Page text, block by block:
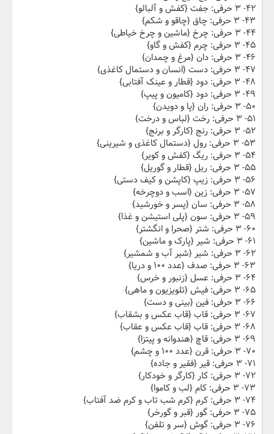
۴۲- ۳ حرفی: جفت {کفش و آلبالو}
۴۳- ۳ حرفی: چاق {چاقو و شکم}
۴۴- ۳ حرفی: چرخ {ماشین و چرخ خیاطی}
۴۵- ۳ حرفی: چرم {کفش و گاو}
۴۶- ۳ حرفی: دان {مرغ و چمدان}
۴۷- ۳ حرفی: دست {انسان و دستمال کاغذی}
۴۸- ۳ حرفی: دود {قطار و عینک آفتابی}
۴۹- ۳ حرفی: دود {کامیون و پیپ}
۵۰- ۳ حرفی: ران {پا و دویدن}
۵۱- ۳ حرفی: رخت {لباس و درخت}
۵۲- ۳ حرفی: رنج {کارگر و برنج}
۵۳- ۳ حرفی: رول {دستمال کاغذی و شیرینی}
۵۴- ۳ حرفی: ریگ {کفش و کویر}
۵۵- ۳ حرفی: ریل {قطار و گوریل}
۵۶- ۳ حرفی: زیپ {کاپشن و کیف دستی}
۵۷- ۳ حرفی: زین {اسب و دوچرخه}
۵۸- ۳ حرفی: سان {پسر و خورشید}
۵۹- ۳ حرفی: سون {پلی استیشن و غذا}
۶۰- ۳ حرفی: شتر {صحرا و انگشتر}
۶۱- ۳ حرفی: شیر {پارک و ماشین}
۶۲- ۳ حرفی: شیر {شیر آب و شمشیر}
۶۳- ۳ حرفی: صدف {عدد ۱۰۰ و دریا}
۶۴- ۳ حرفی: عسل {زنبور و خرس}
۶۵- ۳ حرفی: فیش {تلویزیون و ماهی}
۶۶- ۳ حرفی: فین {بینی و دست}
۶۷- ۳ حرفی: قاب {قاب عکس و بشقاب}
۶۸- ۳ حرفی: قاب {قاب عکس و عقاب}
۶۹- ۳ حرفی: قاچ {هندوانه و پیتزا}
۷۰- ۳ حرفی: قرن {عدد ۱۰۰ و چشم}
۷۱- ۳ حرفی: قیر {فقیر و جاده}
۷۲- ۳ حرفی: کار {کارگر و خودکار}
۷۳- ۳ حرفی: کام {لب و کاموا}
۷۴- ۳ حرفی: کرم {کرم شب تاب و کرم ضد آفتاب}
۷۵- ۳ حرفی: گور {قبر و گورخر}
۷۶- ۳ حرفی: گوش {سر و تلفن}